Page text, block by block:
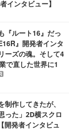
インタビュー】
『ルート16』だっ
』開発者インタ
ーズの魂。そして4
で直した世界に1
制作してきたが、
った」2D横スクロ
開発者インタビュ